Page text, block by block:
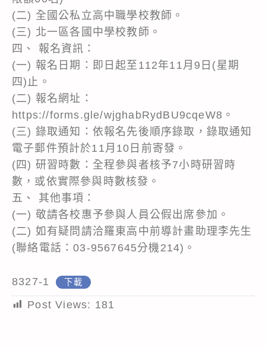
(二) 全國公私立高中職學校教師。
(三) 北一區各國中學校教師。
四、 報名資訊：
(一) 報名日期：即日起至112年11月9日(星期
四)止。
(二) 報名網址：
https://forms.gle/wjghabRydBU9cqeW8。
(三) 錄取通知：依報名先後順序錄取，錄取通知
電子郵件預計於11月10日前寄發。
(四) 研習時數：全程參與者核予7小時研習時
數，或依實際參與時數核發。
五、 其他事項：
(一) 敬請各校惠予參與人員公假出席參加。
(二) 如有疑問請洽羅東高中前導計畫助理李先生
(聯絡電話：03-9567645分機214)。
8327-1 下載
Post Views: 181